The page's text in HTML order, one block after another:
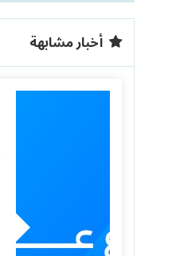
أخبار مشابهة